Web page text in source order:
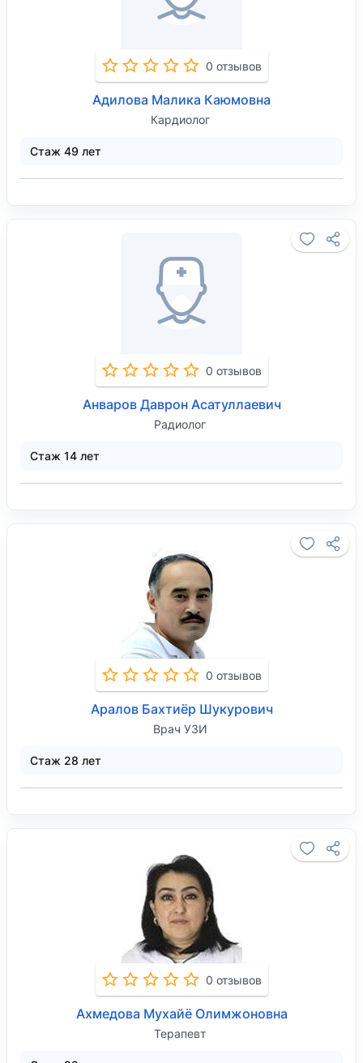
0 отзывов
Адилова Малика Каюмовна
Кардиолог
Стаж 49 лет
0 отзывов
Анваров Даврон Асатуллаевич
Радиолог
Стаж 14 лет
0 отзывов
Аралов Бахтиёр Шукурович
Врач УЗИ
Стаж 28 лет
0 отзывов
Ахмедова Мухайё Олимжоновна
Терапевт